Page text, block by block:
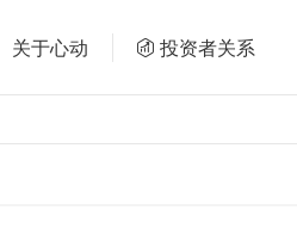
关于心动 投资者关系